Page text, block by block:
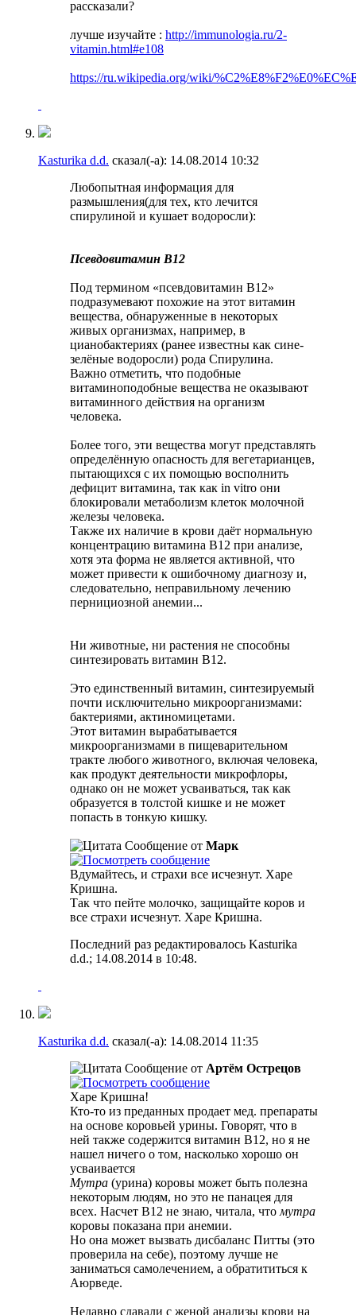
рассказали?
лучше изучайте : http://immunologia.ru/2-
vitamin.html#e108
https://ru.wikipedia.org/wiki/
Kasturika d.d. сказал(-а): 14.08.2014 10:32
Любопытная информация для
размышления(для тех, кто лечится
спирулиной и кушает водоросли):
Псевдовитамин B12
Под термином «псевдовитамин B12»
подразумевают похожие на этот витамин
вещества, обнаруженные в некоторых
живых организмах, например, в
цианобактериях (ранее известны как сине-
зелёные водоросли) рода Спирулина.
Важно отметить, что подобные
витаминоподобные вещества не оказывают
витаминного действия на организм
человека.
Более того, эти вещества могут представлять
определённую опасность для вегетарианцев,
пытающихся с их помощью восполнить
дефицит витамина, так как in vitro они
блокировали метаболизм клеток молочной
железы человека.
Также их наличие в крови даёт нормальную
концентрацию витамина B12 при анализе,
хотя эта форма не является активной, что
может привести к ошибочному диагнозу и,
следовательно, неправильному лечению
пернициозной анемии...
Ни животные, ни растения не способны
синтезировать витамин В12.
Это единственный витамин, синтезируемый
почти исключительно микроорганизмами:
бактериями, актиномицетами.
Этот витамин вырабатывается
микроорганизмами в пищеварительном
тракте любого животного, включая человека,
как продукт деятельности микрофлоры,
однако он не может усваиваться, так как
образуется в толстой кишке и не может
попасть в тонкую кишку.
Сообщение от Марк
Вдумайтесь, и страхи все исчезнут. Харе
Кришна.
Так что пейте молочко, защищайте коров и
все страхи исчезнут. Харе Кришна.
Последний раз редактировалось Kasturika
d.d.; 14.08.2014 в 10:48.
Kasturika d.d. сказал(-а): 14.08.2014 11:35
Сообщение от Артём Острецов
Харе Кришна!
Кто-то из преданных продает мед. препараты
на основе коровьей урины. Говорят, что в
ней также содержится витамин B12, но я не
нашел ничего о том, насколько хорошо он
усваивается
Мутра (урина) коровы может быть полезна
некоторым людям, но это не панацея для
всех. Насчет В12 не знаю, читала, что мутра
коровы показана при анемии.
Но она может вызвать дисбаланс Питты (это
проверила на себе), поэтому лучше не
заниматься самолечением, а обратититься к
Аюрведе.
Недавно сдавали с женой анализы крови на